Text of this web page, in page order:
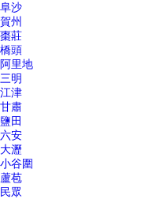
阜沙
賀州
棗莊
橋頭
阿里地
三明
江津
甘肅
鹽田
六安
大瀝
小谷圍
蘆苞
民眾